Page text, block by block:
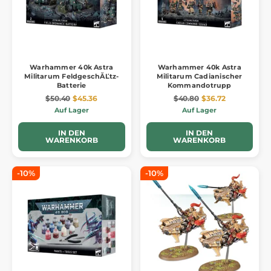
Warhammer 40k Astra
Militarum FeldgeschĂĽtz-
Batterie
$50.40 $45.36
Auf Lager
IN DEN
WARENKORB
Warhammer 40k Astra
Militarum Cadianischer
Kommandotrupp
$40.80 $36.72
Auf Lager
IN DEN
WARENKORB
-10% -10%